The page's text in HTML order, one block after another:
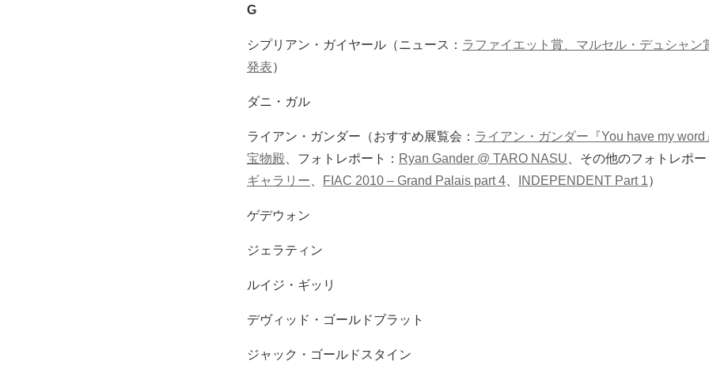
G
シプリアン・ガイヤール（ニュース： ラファイエット賞、マルセル・デュシャン
発表）
ダニ・ガル
ライアン・ガンダー（おすすめ展覧会： ライアン・ガンダー『You have my
宝物殿 、フォトレポート： Ryan Gander @ TARO NASU 、その他のフォトレポー
ギャラリー
FIAC 2010 – Grand Palais part 4 INDEPENDENT Part 1）
ゲデウォン
ジェラティン
ルイジ・ギッリ
デヴィッド・ゴールドブラット
ジャック・ゴールドスタイン